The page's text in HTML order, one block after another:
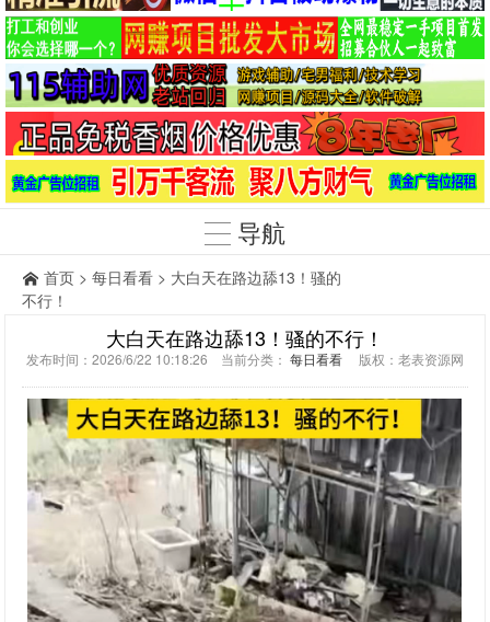
导航
首页 > 每日看看 > 大白天在路边舔13！骚的
不行！
大白天在路边舔13！骚的不行！
发布时间：2026/6/22 10:18:26 当前分类： 每日看看 版权：老表资源网